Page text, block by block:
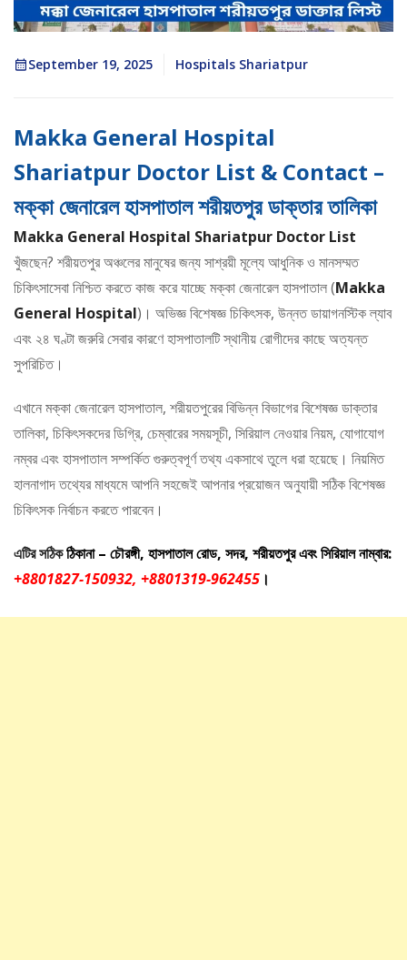
September 19, 2025 Hospitals Shariatpur
Makka General Hospital
Shariatpur Doctor List & Contact –
মক্কা জেনারেল হাসপাতাল শরীয়তপুর ডাক্তার তালিকা
Makka General Hospital Shariatpur Doctor List
খুঁজছেন? শরীয়তপুর অঞ্চলের মানুষের জন্য সাশ্রয়ী মূল্যে আধুনিক ও মানসম্মত
চিকিৎসাসেবা নিশ্চিত করতে কাজ করে যাচ্ছে মক্কা জেনারেল হাসপাতাল (Makka
General Hospital)। অভিজ্ঞ বিশেষজ্ঞ চিকিৎসক, উন্নত ডায়াগনস্টিক ল্যাব
এবং ২৪ ঘণ্টা জরুরি সেবার কারণে হাসপাতালটি স্থানীয় রোগীদের কাছে অত্যন্ত
সুপরিচিত।
এখানে মক্কা জেনারেল হাসপাতাল, শরীয়তপুরের বিভিন্ন বিভাগের বিশেষজ্ঞ ডাক্তার
তালিকা, চিকিৎসকদের ডিগ্রি, চেম্বারের সময়সূচী, সিরিয়াল নেওয়ার নিয়ম, যোগাযোগ
নম্বর এবং হাসপাতাল সম্পর্কিত গুরুত্বপূর্ণ তথ্য একসাথে তুলে ধরা হয়েছে। নিয়মিত
হালনাগাদ তথ্যের মাধ্যমে আপনি সহজেই আপনার প্রয়োজন অনুযায়ী সঠিক বিশেষজ্ঞ
চিকিৎসক নির্বাচন করতে পারবেন।
এটির সঠিকঠিকানা – চৌরঙ্গী, হাসপাতাল রোড, সদর, শরীয়তপুর এবং সিরিয়াল নাম্বার:
+8801827-150932, +8801319-962455 ।